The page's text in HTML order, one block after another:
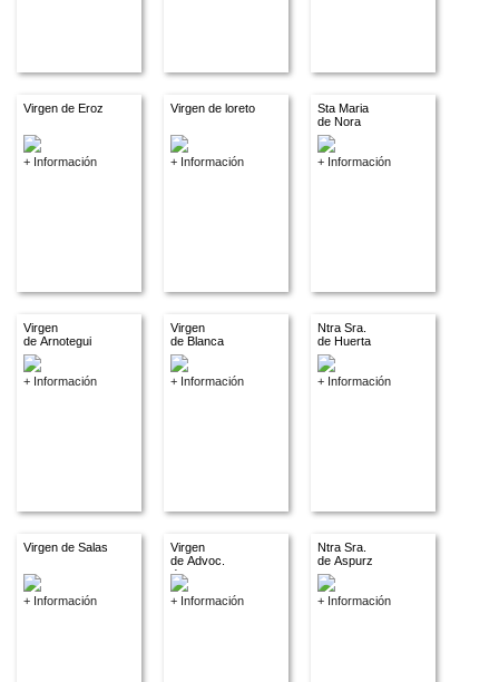
Virgen de Eroz
+ Información
Virgen de loreto
+ Información
Sta Maria
de Nora
+ Información
Virgen
de Arnotegui
+ Información
Virgen
de Blanca
+ Información
Ntra Sra.
de Huerta
+ Información
Virgen de Salas
+ Información
Virgen
de Advoc.
descon.
+ Información
Ntra Sra.
de Aspurz
+ Información